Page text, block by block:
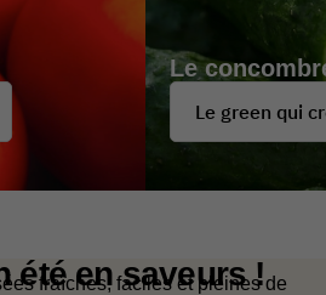
La nectarine
Fine et
été en saveurs !
fraîches, faciles et pleines de